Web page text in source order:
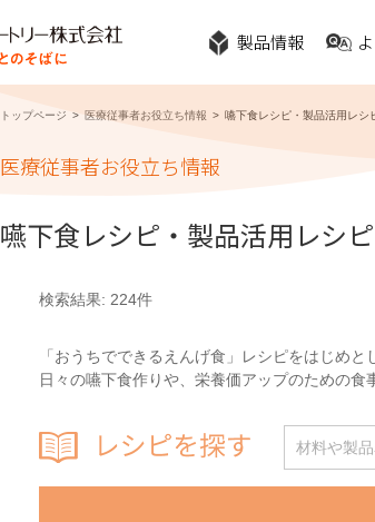
製品情報
トップページ 医療従事者お役立ち情報 嚥下食レシピ・製品活用レシ
医療従事者お役立ち情報
嚥下食レシピ・製品活用レシピ
検索結果: 224件
「おうちでできるえんげ食」レシピをはじめ
日々の嚥下食作りや、栄養価アップのための食